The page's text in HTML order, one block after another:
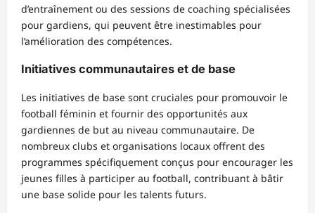
d’entraînement ou des sessions de coaching spécialisées
pour gardiens, qui peuvent être inestimables pour
l’amélioration des compétences.
Initiatives communautaires et de base
Les initiatives de base sont cruciales pour promouvoir le
football féminin et fournir des opportunités aux
gardiennes de but au niveau communautaire. De
nombreux clubs et organisations locaux offrent des
programmes spécifiquement conçus pour encourager les
jeunes filles à participer au football, contribuant à bâtir
une base solide pour les talents futurs.